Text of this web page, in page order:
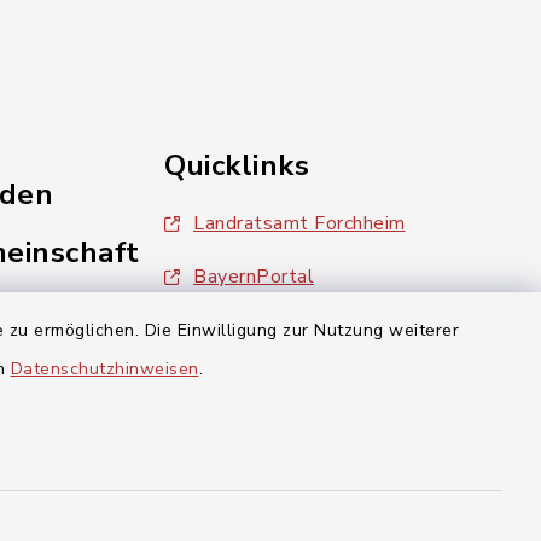
ermöglichen. Die Einwilligung zur Nutzung weiterer
Datenschutzhinweisen.
Gosberg
Quicklinks
Landratsamt Forchheim
BayernPortal
inixmedia